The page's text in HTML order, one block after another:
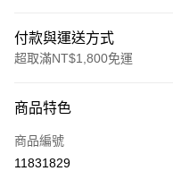
付款與運送方式
超取滿NT$1,800免運
信用卡一次付款
超商取貨付款
商品特色
商品編號
11831829